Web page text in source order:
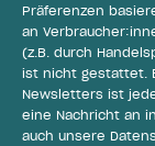
Präferenzen
an
(z.B. durch
ist nicht gestattet.
Newsletters ist
eine Nachricht an
auch unsere